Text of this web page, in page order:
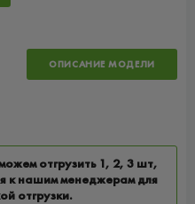
ОПИСАНИЕ МОДЕЛИ
отгрузить 1, 2, 3 шт,
к нашим менеджерам для
отгрузки.